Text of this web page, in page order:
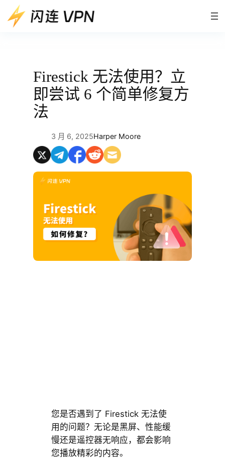
至
Firestick 无法使用？立
即尝试 6 个简单修复方
法
3 月 6, 2025Harper Moore
您是否遇到了 Firestick 无法使
用的问题？无论是黑屏、性能缓
慢还是遥控器无响应，都会影响
您播放精彩的内容。